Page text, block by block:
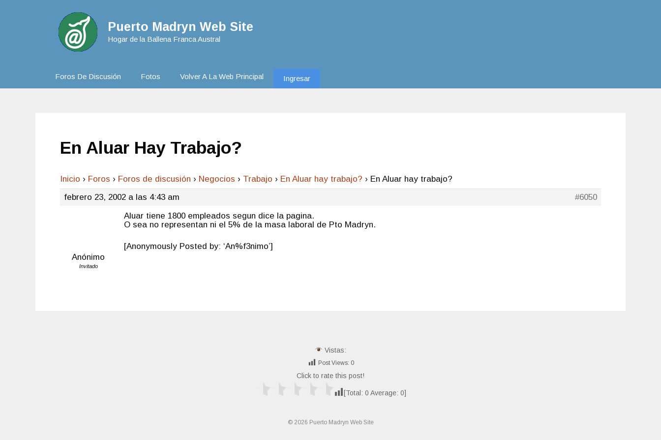
Puerto Madryn Web Site
Hogar de la Ballena Franca Austral
Foros De Discusión Fotos Volver A La Web Principal Ingresar
En Aluar Hay Trabajo?
Inicio › Foros › Foros de discusión › Negocios › Trabajo › En Aluar hay trabajo? › En Aluar hay trabajo?
febrero 23, 2002 a las 4:43 am
#6050
Anónimo
Invitado
Aluar tiene 1800 empleados segun dice la pagina.
O sea no representan ni el 5% de la masa laboral de Pto Madryn.
[Anonymously Posted by: ‘An%f3nimo’]
Vistas:
Post Views: 0
Click to rate this post!
[Total: 0 Average: 0]
© 2026 Puerto Madryn Web Site